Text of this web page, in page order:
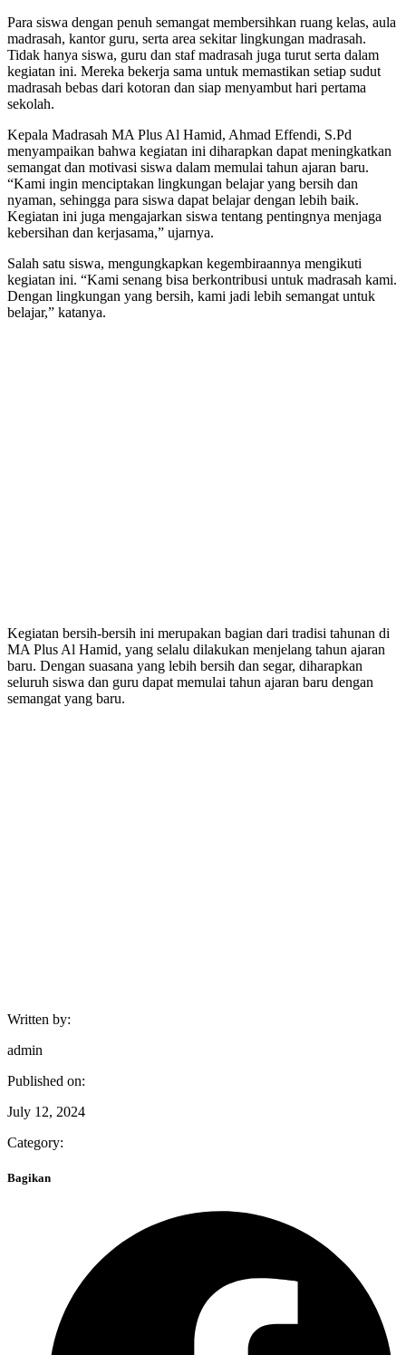
Para siswa dengan penuh semangat membersihkan ruang kelas, aula
madrasah, kantor guru, serta area sekitar lingkungan madrasah.
Tidak hanya siswa, guru dan staf madrasah juga turut serta dalam
kegiatan ini. Mereka bekerja sama untuk memastikan setiap sudut
madrasah bebas dari kotoran dan siap menyambut hari pertama
sekolah.
Kepala Madrasah MA Plus Al Hamid, Ahmad Effendi, S.Pd
menyampaikan bahwa kegiatan ini diharapkan dapat meningkatkan
semangat dan motivasi siswa dalam memulai tahun ajaran baru.
“Kami ingin menciptakan lingkungan belajar yang bersih dan
nyaman, sehingga para siswa dapat belajar dengan lebih baik.
Kegiatan ini juga mengajarkan siswa tentang pentingnya menjaga
kebersihan dan kerjasama,” ujarnya.
Salah satu siswa, mengungkapkan kegembiraannya mengikuti
kegiatan ini. “Kami senang bisa berkontribusi untuk madrasah kami.
Dengan lingkungan yang bersih, kami jadi lebih semangat untuk
belajar,” katanya.
Kegiatan bersih-bersih ini merupakan bagian dari tradisi tahunan di
MA Plus Al Hamid, yang selalu dilakukan menjelang tahun ajaran
baru. Dengan suasana yang lebih bersih dan segar, diharapkan
seluruh siswa dan guru dapat memulai tahun ajaran baru dengan
semangat yang baru.
Written by:
admin
Published on:
July 12, 2024
Category:
Bagikan